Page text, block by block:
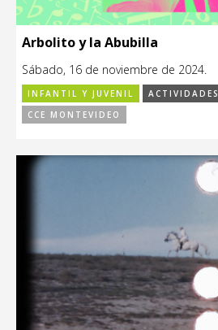
Arbolito y la Abubilla
Sábado, 16 de noviembre de 2024.
INFANTIL Y JUVENIL
ACTIVIDADES
CCE MONTEVIDEO